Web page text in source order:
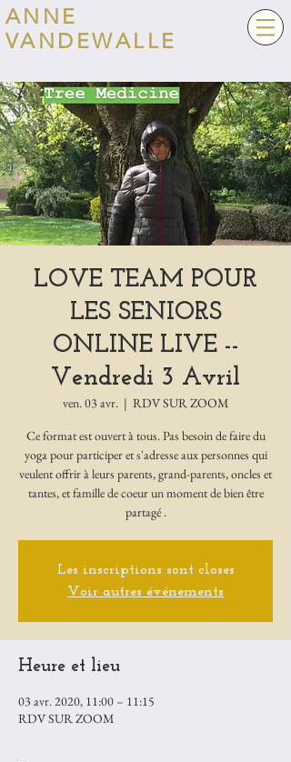
ANNE
VANDEWALLE
LOVE TEAM POUR
LES SENIORS
ONLINE LIVE --
Vendredi 3 Avril
ven. 03 avr.
  |
RDV SUR ZOOM
Ce format est ouvert à tous. Pas besoin de faire du
yoga pour participer et s'adresse aux personnes qui
veulent offrir à leurs parents, grand-parents, oncles et
tantes, et famille de coeur un moment de bien être
partagé .
Les inscriptions sont closes
Voir autres événements
Heure et lieu
03 avr. 2020, 11:00 – 11:15
RDV SUR ZOOM